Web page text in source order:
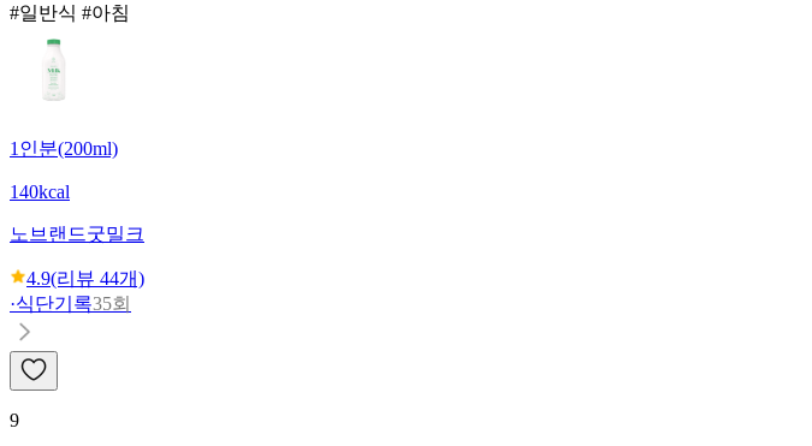
#일반식 #아침
1인분(200ml)
140kcal
노브랜드굿밀크
4.9(리뷰 44개)
·식단기록35회
9